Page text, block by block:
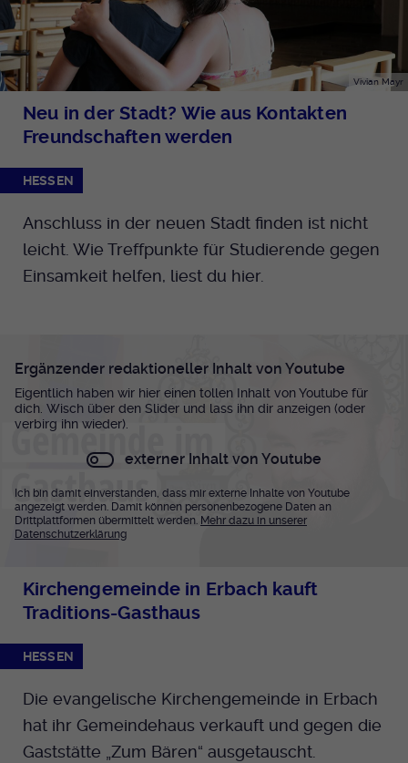
Vivian Mayr
Neu in der Stadt? Wie aus Kontakten
Freundschaften werden
HESSEN
Anschluss in der neuen Stadt finden ist nicht
leicht. Wie Treffpunkte für Studierende gegen
Einsamkeit helfen, liest du hier.
Ergänzender redaktioneller Inhalt von Youtube
Eigentlich haben wir hier einen tollen Inhalt von Youtube für
dich. Wisch über den Slider und lass ihn dir anzeigen (oder
verbirg ihn wieder).
externer Inhalt von Youtube
Ich bin damit einverstanden, dass mir externe Inhalte von Youtube
angezeigt werden. Damit können personenbezogene Daten an
Drittplattformen übermittelt werden. Mehr dazu in unserer
Datenschutzerklärung
Kirchengemeinde in Erbach kauft
Traditions-Gasthaus
HESSEN
Die evangelische Kirchengemeinde in Erbach
hat ihr Gemeindehaus verkauft und gegen die
Gaststätte „Zum Bären“ ausgetauscht.